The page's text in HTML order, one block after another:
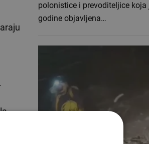
polonistice i prevoditeljice koja
godine objavljena…